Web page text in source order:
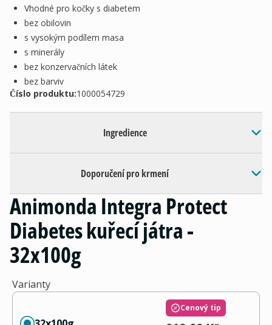
Vhodné pro kočky s diabetem
bez obilovin
s vysokým podílem masa
s minerály
bez konzervačních látek
bez barviv
Číslo produktu:1000054729
Ingredience
Doporučení pro krmení
Animonda Integra Protect
Diabetes kuřecí játra -
32x100g
Varianty
Cenový tip